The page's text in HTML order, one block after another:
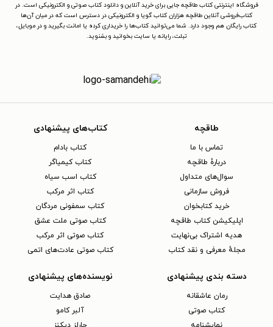
فروشگاه اینترنتی کتاب طاقچه جایی برای خرید آنلاین و دانلود کتاب صوتی و الکترونیکی است. در
کتاب‌فروشی آنلاین طاقچه هزاران کتاب گویا و الکترونیکی در دسترس است که در میان آن‌ها
کتاب رایگان هم وجود دارد. شما می‌توانید کتاب‌ها را خریداری کرده یا امانت بگیرید و در موبایل،
تبلت، رایانه یا سایت بخوانید و بشنوید.
طاقچه
تماس با ما
دربارهٔ طاقچه
سوال‌های متداول
فروش سازمانی
خرید کتابخوان
اپلیکیشن کتاب طاقچه
هدیه اشتراک بی‌نهایت
مجلهٔ معرفی و نقد کتاب
کتاب‌های پیشنهادی
کتاب بادام
کتاب کیمیاگر
کتاب اسب سیاه
کتاب اثر مرکب
کتاب سمفونی مردگان
کتاب صوتی ملت عشق
کتاب صوتی اثر مرکب
کتاب صوتی عادت‌های اتمی
دسته بندی پیشنهادی
رمان عاشقانه
کتاب‌ صوتی
نویسنده‌های پیشنهادی
صادق هدایت
آلبر کامو